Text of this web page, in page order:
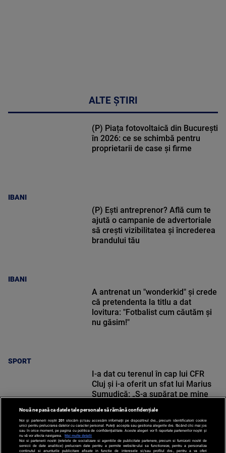
ALTE ȘTIRI
IBANI
(P) Piața fotovoltaică din București
în 2026: ce se schimbă pentru
proprietarii de case și firme
IBANI
(P) Ești antreprenor? Află cum te
ajută o campanie de advertoriale
să crești vizibilitatea și încrederea
brandului tău
SPORT
A antrenat un "wonderkid" și crede
că pretendenta la titlu a dat
lovitura: "Fotbalist cum căutăm și
nu găsim!"
SPORT
I-a dat cu terenul în cap lui CFR
Cluj și i-a oferit un sfat lui Marius
Șumudică: „S-a supărat pe mine
Nouă ne pasă ca datele tale personale să rămână confidențiale
Noi și partenerii noștri 201 stocăm și/sau accesăm informații pe dispozitivul dvs., precum identificatorii cookie
unici pentru prelucrarea datelor cu caracter personal. Puteți accepta sau gestiona alegerile dvs. făcând clic mai jos
sau în orice moment, pe pagina cu politica de confidențialitate. Aceste alegeri vor fi raportate partenerilor noștri și
nu vă vor afecta navigarea.
Mai multe detalii
Noi si partenerii nostri (retelele de socializare si agentiile de publicitate partenere, precum si furnizorii nostri de
servicii de date analitice) prelucram date pentru a permite website-ului sa functioneze, pentru a personaliza
continutul si anunturile publicitare afisate in functie de interesele si/sau profilul dvs., pentru a va oferi